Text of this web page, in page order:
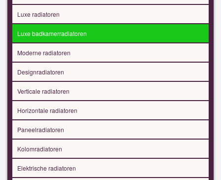
Luxe radiatoren
Luxe badkamerradiatoren
Moderne radiatoren
Designradiatoren
Verticale radiatoren
Horizontale radiatoren
Paneelradiatoren
Kolomradiatoren
Elektrische radiatoren